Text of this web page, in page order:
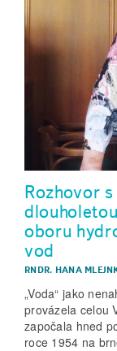
Rozhovor
oboru
vod
RNDR. HANA
„Voda“ jako
provázela celou
započala hned
roce 1954 na